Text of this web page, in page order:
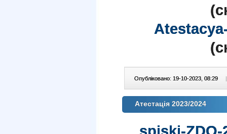
Опубліковано: 19-10-2023, 08:29 |
Атестація 2023/2024